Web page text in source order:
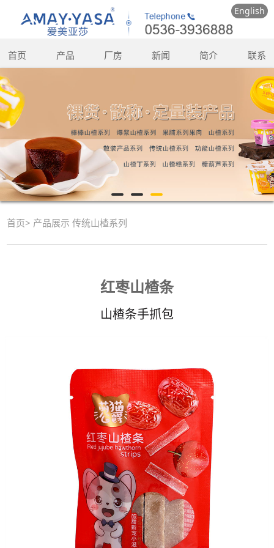
首页 产品 厂房 新闻 简介 联系
English
首页> 产品展示 传统山楂系列
红枣山楂条
山楂条手抓包